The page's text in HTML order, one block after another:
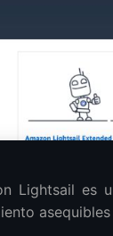
Lightsail es